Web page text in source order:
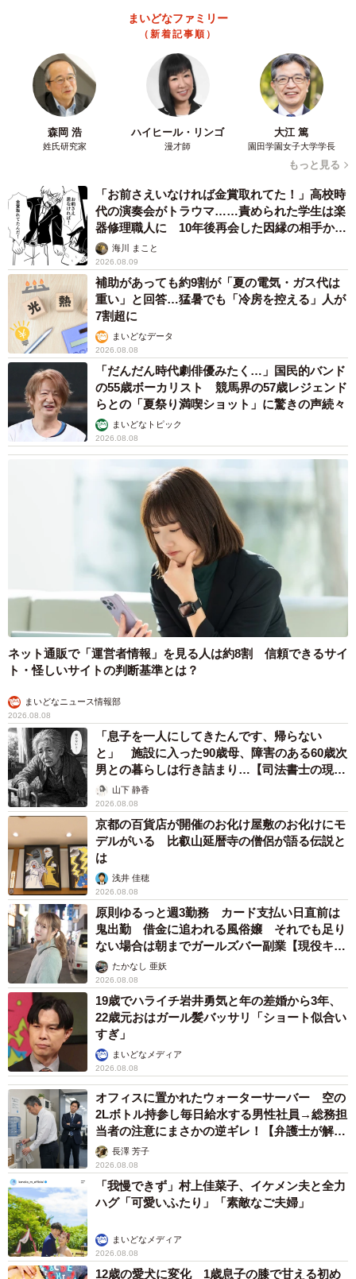
まいどなファミリー
（新着記事順）
森岡 浩
姓氏研究家
ハイヒール・リンゴ
漫才師
大江 篤
園田学園女子大学学長
もっと見る
「お前さえいなければ金賞取れてた！」高校時
代の演奏会がトラウマ……責められた学生は楽
器修理職人に 10年後再会した因縁の相手から
思わぬ申し出【漫画】
海川 まこと
2026.08.09
補助があっても約9割が「夏の電気・ガス代は
重い」と回答…猛暑でも「冷房を控える」人が
7割超に
まいどなデータ
2026.08.08
「だんだん時代劇俳優みたく…」国民的バンド
の55歳ボーカリスト 競馬界の57歳レジェンド
らとの「夏祭り満喫ショット」に驚きの声続々
まいどなトピック
2026.08.08
ネット通販で「運営者情報」を見る人は約8割 信頼できるサイ
ト・怪しいサイトの判断基準とは？
まいどなニュース情報部
2026.08.08
「息子を一人にしてきたんです、帰らない
と」 施設に入った90歳母、障害のある60歳次
男との暮らしは行き詰まり…【司法書士の現場
から】山下 静香
2026.08.08
京都の百貨店が開催のお化け屋敷のお化けにモ
デルがいる 比叡山延暦寺の僧侶が語る伝説と
は
浅井 佳穂
2026.08.08
原則ゆるっと週3勤務 カード支払い日直前は
鬼出勤 借金に追われる風俗嬢 それでも足り
ない場合は朝までガールズバー副業【現役キャ
ストに取材】
たかなし 亜妖
2026.08.08
19歳でハライチ岩井勇気と年の差婚から3年、
22歳元おはガール髪バッサリ「ショート似合い
すぎ」
まいどなメディア
2026.08.08
オフィスに置かれたウォーターサーバー 空の
2Lボトル持参し毎日給水する男性社員→総務担
当者の注意にまさかの逆ギレ！【弁護士が解
説】長澤 芳子
2026.08.08
「我慢できず」村上佳菜子、イケメン夫と全力
ハグ「可愛いふたり」「素敵なご夫婦」
まいどなメディア
2026.08.08
12歳の愛犬に変化 1歳息子の膝で甘える初め